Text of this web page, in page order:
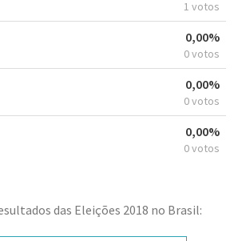
1 votos
0,00%
0 votos
0,00%
0 votos
0,00%
0 votos
das Eleições 2018 no Brasil: